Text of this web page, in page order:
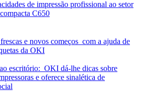
de impressão profissional ao setor
C650
e novos começos com a ajuda de
da OKI
escritório: OKI dá-lhe dicas sobre
e oferece sinalética de